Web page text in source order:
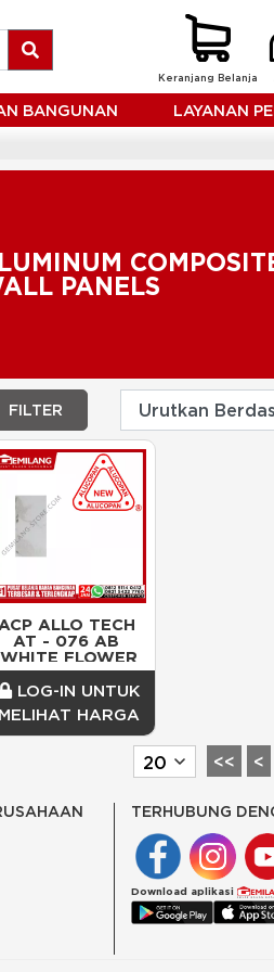
Keranjang Belanja
BANGUNAN LAYANAN
PANELS
FILTER
ALLO TECH
AT - 076 AB
WHITE FLOWER
LOG-IN UNTUK
MELIHAT HARGA
<< <
TERHUBUNG
Download aplikasi